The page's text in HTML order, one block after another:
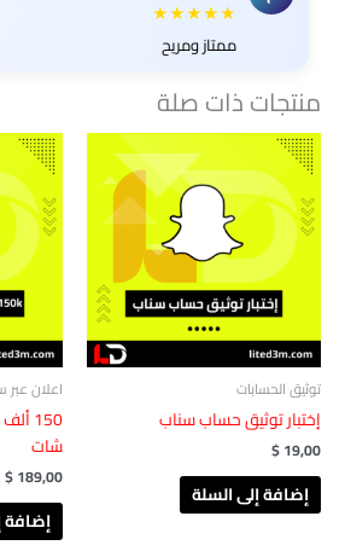
★★★★★
ممتاز ومريح
منتجات ذات صلة
توثيق الحسابات
إختبار توثيق حساب سناب
$19,00
إضافة إلى السلة
اعلان
150
شات
$189,00
إضافة